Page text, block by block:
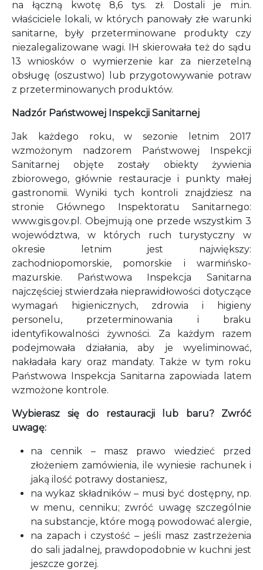
na łączną kwotę 8,6 tys. zł. Dostali je m.in.
właściciele lokali, w których panowały złe warunki
sanitarne, były przeterminowane produkty czy
niezalegalizowane wagi. IH skierowała też do sądu
13 wniosków o wymierzenie kar za nierzetelną
obsługę (oszustwo) lub przygotowywanie potraw
z przeterminowanych produktów.
Nadzór Państwowej Inspekcji Sanitarnej
Jak każdego roku, w sezonie letnim 2017
wzmożonym nadzorem Państwowej Inspekcji
Sanitarnej objęte zostały obiekty żywienia
zbiorowego, głównie restauracje i punkty małej
gastronomii. Wyniki tych kontroli znajdziesz na
stronie Głównego Inspektoratu Sanitarnego:
www.gis.gov.pl. Obejmują one przede wszystkim 3
województwa, w których ruch turystyczny w
okresie letnim jest największy:
zachodniopomorskie, pomorskie i warmińsko-
mazurskie. Państwowa Inspekcja Sanitarna
najczęściej stwierdzała nieprawidłowości dotyczące
wymagań higienicznych, zdrowia i higieny
personelu, przeterminowania i braku
identyfikowalności żywności. Za każdym razem
podejmowała działania, aby je wyeliminować,
nakładała kary oraz mandaty. Także w tym roku
Państwowa Inspekcja Sanitarna zapowiada latem
wzmożone kontrole.
Wybierasz się do restauracji lub baru? Zwróć
uwagę:
na cennik – masz prawo wiedzieć przed
złożeniem zamówienia, ile wyniesie rachunek i
jaką ilość potrawy dostaniesz,
na wykaz składników – musi być dostępny, np.
w menu, cenniku; zwróć uwagę szczególnie
na substancje, które mogą powodować alergie,
na zapach i czystość – jeśli masz zastrzeżenia
do sali jadalnej, prawdopodobnie w kuchni jest
jeszcze gorzej.